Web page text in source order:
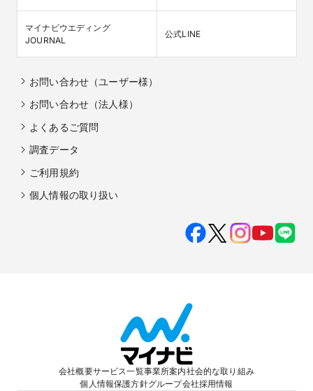
マイナビウエディング
JOURNAL
公式LINE
お問い合わせ（ユーザー様）
お問い合わせ（法人様）
よくあるご質問
調査データ
ご利用規約
個人情報の取り扱い
会社概要サービス一覧事業所案内社会的な取り組み
個人情報保護方針グループ会社採用情報